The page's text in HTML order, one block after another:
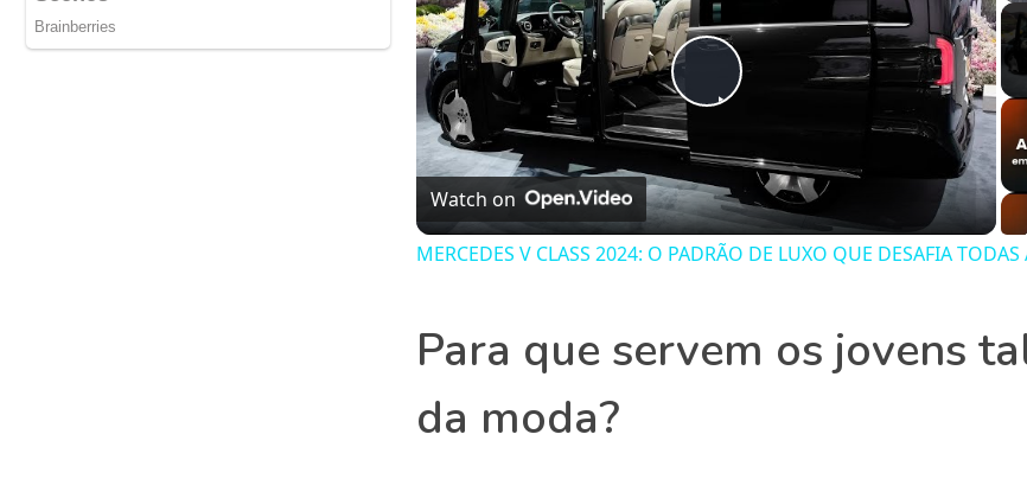
Play
Video
Watch on
MERCEDES V CLASS 2024: O PADRÃO DE LUXO QUE DESAFIA TODAS
Para que servem os jovens
da moda?